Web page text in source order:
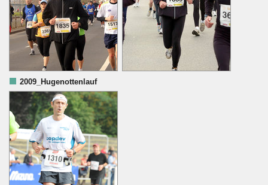
2009_Hugenottenlauf